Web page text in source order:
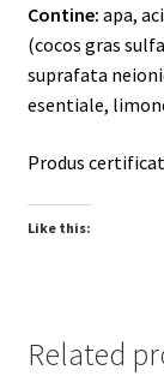
Contine: apa,
(cocos gras
suprafata
esentiale,
Produs
Like this:
Related